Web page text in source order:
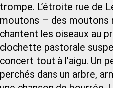
trompe. L’étroite rue de
moutons – des moutons
chantent les oiseaux au
clochette pastorale
concert tout à l’aigu. Un
perchés dans un arbre,